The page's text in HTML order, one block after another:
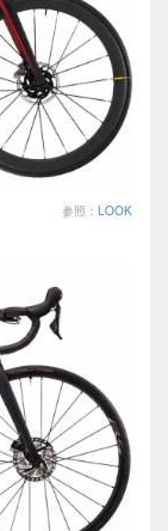
参照： LOOK